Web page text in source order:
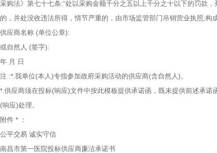
采购法》第七十七条:“处以采购金额千分之五以上千分之十以下的罚款
的，并处没收违法所得，情节严重的，由市场监管部门吊销营业执照;构
供应商名称 (单位公章):
或自然人 (签字):
年 月 日
注 :*.我单位(本人)专指参加政府采购活动的供应商(含自然人)。
*.供应商须在投标(响应)文件中按此模板提供承诺函，既未提供前述承
(响应)处理。
附件 *
：
公平交易 诚实守信
南昌市第一医院投标供应商廉洁承诺书